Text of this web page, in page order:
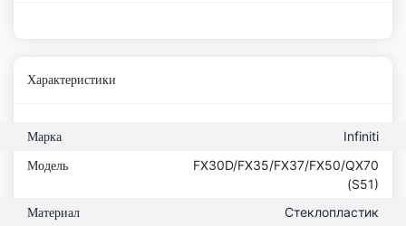
Характеристики
Марка Infiniti
Модель
FX30D/FX35/FX37/FX50/QX70
(S51)
Материал Стеклопластик